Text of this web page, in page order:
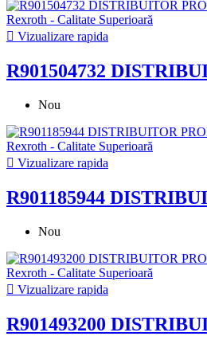
 Vizualizare rapida
R901504732
Nou
 Vizualizare rapida
R901185944
Nou
 Vizualizare rapida
R901493200